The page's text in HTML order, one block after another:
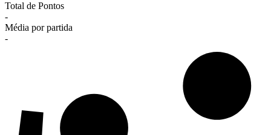
Total de Pontos
-
Média por partida
-